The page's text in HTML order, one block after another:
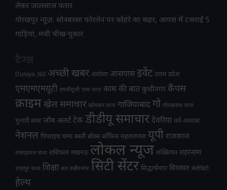
लेकर जालसाज फरार
गोरखपुर न्यूज़: सोनबरसा फोरलेन पर कोहरे का कहर, आपस में टकराईं 5
गाड़ियां, मची चीख-पुकार
Duniya 360 अच्छी खबर अयोध्या आसपास इवेंट उत्तम प्रदेश
एमएमएमयूटी एमजीयूजी एम्स थाना काम की बात कुशीनगर कैंपस
क्राइमखेल समाचार खोराबार थाना गाजियाबादगो गोरखनाथ थाना
चुनावी समर जॉब अलर्ट टेक डीडीयू समाचार देवरिया धर्म-अध्यात्म
नेशनल पिपराइच थाना बस्ती बॉक्स ऑफिस महराजगंज यूपी राजकाज
रामगढ़ताल थाना राशिफल लखनऊ लोकल न्यूज शख्सियत शहरनामा
शाहपुर थाना शिक्षा संत कबीरनगर सिटी सेंटर सिद्धार्थनगर सियासत सेलीब्रिटी
हेल्थ